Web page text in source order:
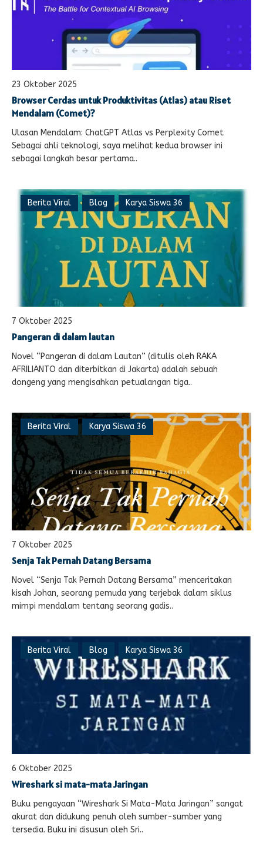
23 Oktober 2025
Browser Cerdas untuk Produktivitas (Atlas) atau Riset
Mendalam (Comet)?
Ulasan Mendalam: ChatGPT Atlas vs Perplexity Comet
Sebagai ahli teknologi, saya melihat kedua browser ini
sebagai langkah besar pertama..
Berita Viral Blog Karya Siswa 36
7 Oktober 2025
Pangeran di dalam lautan
Novel “Pangeran di dalam Lautan” (ditulis oleh RAKA
AFRILIANTO dan diterbitkan di Jakarta) adalah sebuah
dongeng yang mengisahkan petualangan tiga..
Berita Viral Karya Siswa 36
7 Oktober 2025
Senja Tak Pernah Datang Bersama
Novel “Senja Tak Pernah Datang Bersama” menceritakan
kisah Johan, seorang pemuda yang terjebak dalam siklus
mimpi mendalam tentang seorang gadis..
Berita Viral Blog Karya Siswa 36
6 Oktober 2025
Wireshark si mata-mata Jaringan
Buku pengayaan “Wireshark Si Mata-Mata Jaringan” sangat
akurat dan didukung penuh oleh sumber-sumber yang
tersedia. Buku ini disusun oleh Sri..